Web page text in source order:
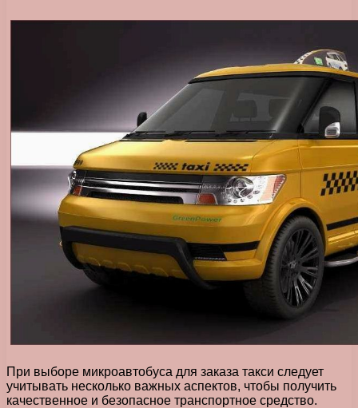
При выборе микроавтобуса для заказа такси следует
учитывать несколько важных аспектов, чтобы получить
качественное и безопасное транспортное средство.